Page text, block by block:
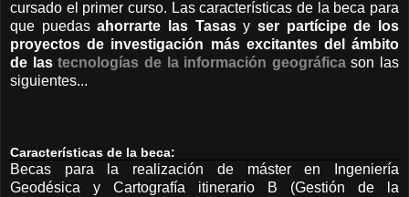
cursado el primer curso. Las características de la beca para
que puedasahorrarte las Tasasyser partícipe de los
proyectos de investigación más excitantes del ámbito
de lastecnologías de la información geográficason las
siguientes...
Características de la beca:
Becas para la realización de máster en Ingeniería
Geodésica y Cartografía itinerario B (Gestión de la